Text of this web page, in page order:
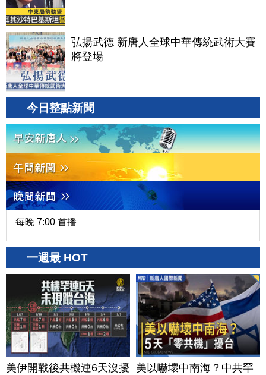
弘揚武德 新唐人全球中華傳統武術大賽
將登場
今日整點新聞
每晚 7:00 首播
一週最 HOT
美伊開戰後共機連6天沒擾
美以嚇壞中南海？中共罕